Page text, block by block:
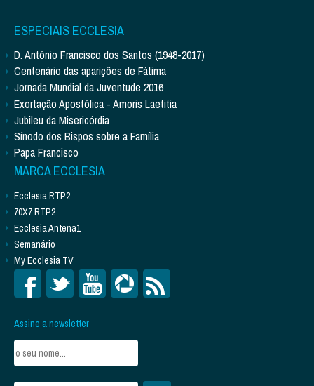
ESPECIAIS ECCLESIA
D. António Francisco dos Santos (1948-2017)
Centenário das aparições de Fátima
Jornada Mundial da Juventude 2016
Exortação Apostólica - Amoris Laetitia
Jubileu da Misericórdia
Sínodo dos Bispos sobre a Família
Papa Francisco
MARCA ECCLESIA
Ecclesia RTP2
70X7 RTP2
Ecclesia Antena1
Semanário
My Ecclesia TV
Assine a newsletter